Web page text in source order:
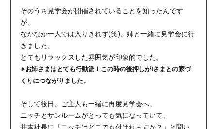
そのうち見学会が開催されていることを知ったんです
が、
なかなか一人では入りきれず(笑)、姉と一緒に見学会に行
きました。
とてもリラックスした雰囲気が印象的でした。
※お姉さまはとても行動派！この時の後押しがIさまとの家づ
くりにつながりました。
そして後日、ご主人も一緒に再度見学会へ。
ニッチとサンルームがとっても気になっていて、
井本社長に「ニッチはどこでも付けれますか？」と聞い